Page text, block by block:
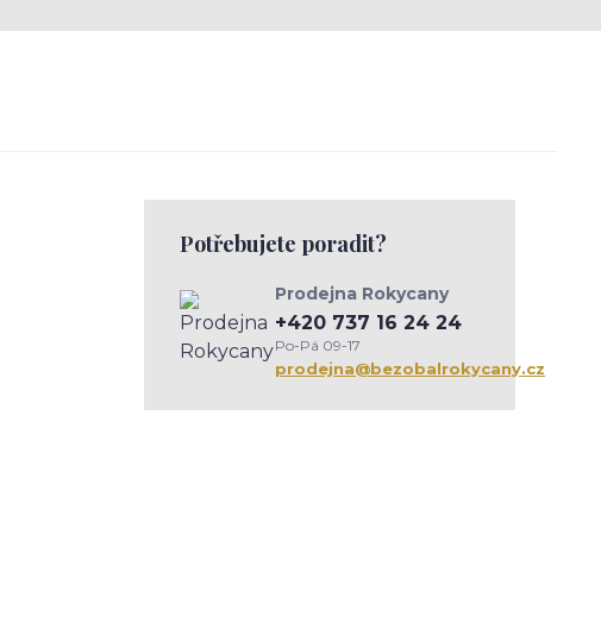
Potřebujete poradit?
Prodejna Rokycany
+420 737 16 24 24
Po-Pá 09-17
prodejna@bezobalrokycany.cz